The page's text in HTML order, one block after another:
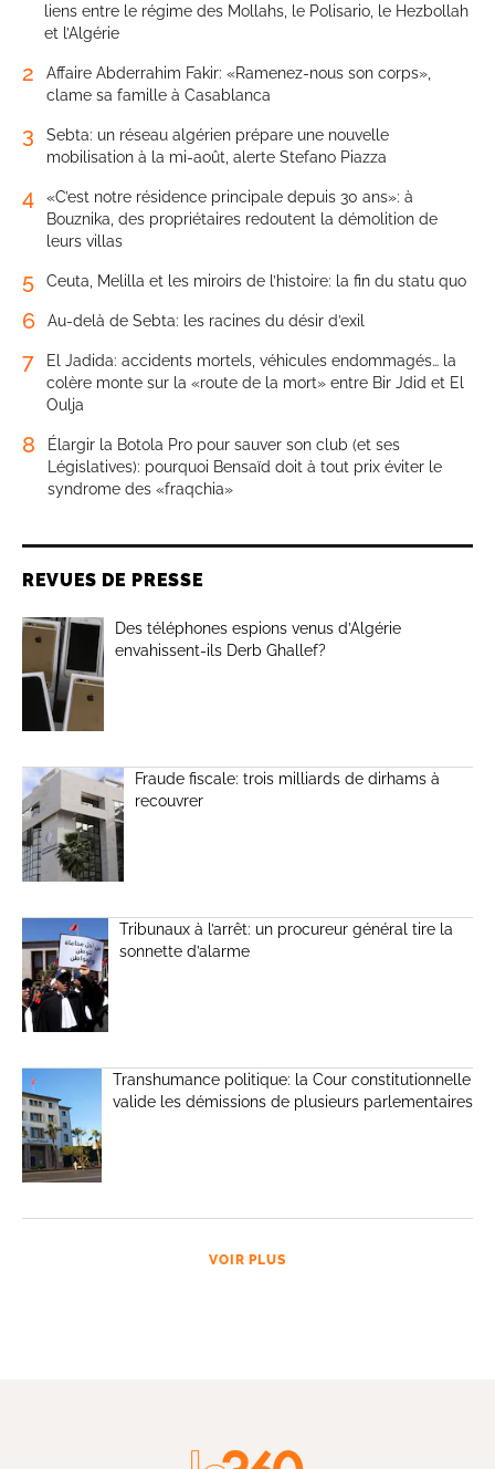
liens entre le régime des Mollahs, le Polisario, le Hezbollah
et l’Algérie
2
Affaire Abderrahim Fakir: «Ramenez-nous son corps»,
clame sa famille à Casablanca
3
Sebta: un réseau algérien prépare une nouvelle
mobilisation à la mi-août, alerte Stefano Piazza
4
«C’est notre résidence principale depuis 30 ans»: à
Bouznika, des propriétaires redoutent la démolition de
leurs villas
5 Ceuta, Melilla et les miroirs de l’histoire: la fin du statu quo
6 Au-delà de Sebta: les racines du désir d’exil
7
El Jadida: accidents mortels, véhicules endommagés… la
colère monte sur la «route de la mort» entre Bir Jdid et El
Oulja
8
Élargir la Botola Pro pour sauver son club (et ses
Législatives): pourquoi Bensaïd doit à tout prix éviter le
syndrome des «fraqchia»
REVUES DE PRESSE
Des téléphones espions venus d’Algérie
envahissent-ils Derb Ghallef?
Fraude fiscale: trois milliards de dirhams à
recouvrer
Tribunaux à l’arrêt: un procureur général tire la
sonnette d’alarme
Transhumance politique: la Cour constitutionnelle
valide les démissions de plusieurs parlementaires
VOIR PLUS